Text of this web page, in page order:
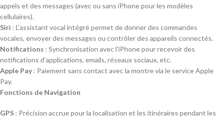
appels et des messages (avec ou sans iPhone pour les modèles
cellulaires).
Siri : L'assistant vocal intégré permet de donner des commandes
vocales, envoyer des messages ou contrôler des appareils connectés.
Notifications : Synchronisation avec l'iPhone pour recevoir des
notifications d'applications, emails, réseaux sociaux, etc.
Apple Pay : Paiement sans contact avec la montre via le service Apple
Pay.
Fonctions de Navigation
GPS : Précision accrue pour la localisation et les itinéraires pendant les